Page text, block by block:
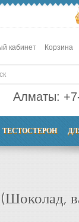
кабинет Корзина
Алматы:
ТЕСТОСТЕРОН